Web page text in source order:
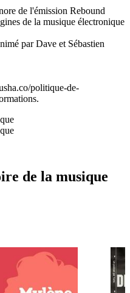
de l'émission Rebound
de la musique électronique
par Dave et Sébastien
politique-de-
de la musique